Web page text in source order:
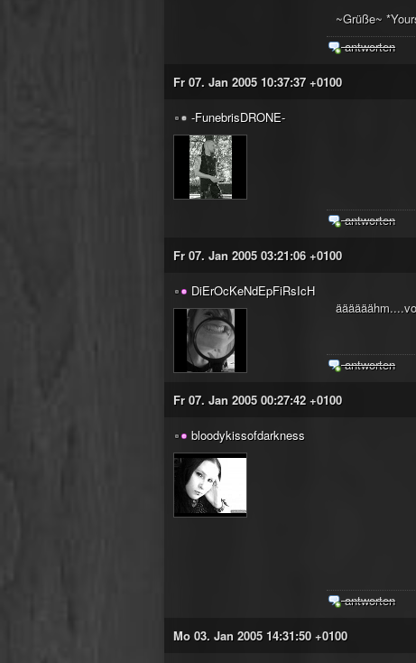
~Grüße~
antworten
Fr 07. Jan 2005 10:37:37 +0100
-FunebrisDRONE-
antworten
Fr 07. Jan 2005 03:21:06 +0100
DiErOcKeNdEpFiRsIcH
antworten
Fr 07. Jan 2005 00:27:42 +0100
bloodykissofdarkness
antworten
Mo 03. Jan 2005 14:31:50 +0100